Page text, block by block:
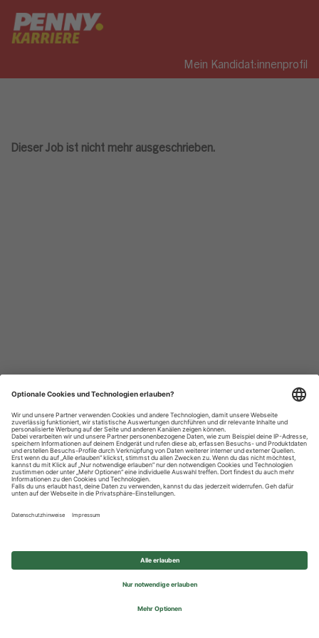
Mein Kandidat:innenprofil
Dieser Job ist nicht mehr ausgeschrieben.
Datenschutzhinweise
Impressum
Privatsphäre-Einstellungen
© 2026 REWE Group - All rights reserved